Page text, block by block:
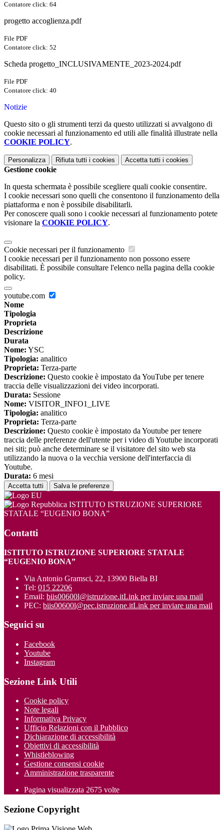
Contatore click: 64
progetto accoglienza.pdf
File PDF
Contatore click: 52
Scheda progetto_INCLUSIVAMENTE_2023-2024.pdf
File PDF
Contatore click: 40
Notizie
Questo sito o gli strumenti terzi da questo utilizzati si avvalgono di
cookie necessari al funzionamento ed utili alle finalità illustrate nella
COOKIE POLICY.
Personalizza Rifiuta tutti i cookies Accetta tutti i cookies
Gestione cookie
In questa schermata è possibile scegliere quali cookie consentire.
I cookie necessari sono quelli che consentono il funzionamento della
piattaforma e non è possibile disabilitarli.
Per conoscere quali sono i cookie necessari al funzionamento potete
visionare la COOKIE POLICY.
Cookie necessari per il funzionamento
I cookie necessari per il funzionamento non possono essere
disabilitati. È possibile consultare l'elenco nella pagina della cookie
policy.
youtube.com
Nome
Tipologia
Proprieta
Descrizione
Durata
Nome: YSC
Tipologia: analitico
Proprieta: Terza-parte
Descrizione: Questo cookie è impostato da YouTube per tenere
traccia delle visualizzazioni dei video incorporati.
Durata: Sessione
Nome: VISITOR_INFO1_LIVE
Tipologia: analitico
Proprieta: Terza-parte
Descrizione: Questo cookie è impostato da Youtube per tenere
traccia delle preferenze dell'utente per i video di Youtube incorporati
nei siti; può anche determinare se il visitatore del sito web sta
utilizzando la nuova o la vecchia versione dell'interfaccia di
Youtube.
Durata: 6 mesi
Accetta tutti Salva le preferenze
ISTITUTO ISTRUZIONE SUPERIORE
STATALE “EUGENIO BONA”
Contatti
ISTITUTO ISTRUZIONE SUPERIORE STATALE
“EUGENIO BONA”
Via Antonio Gramsci, 22, 13900 Biella BI
Tel: 015 22206
Email: biis00600l@istruzione.itLink per inviare una mail
PEC: biis00600l@pec.istruzione.itLink per inviare una mail
Seguici su
Facebook
Youtube
Instagram
Sezione Link Utili
Cookie policy
Note legali
Informativa Privacy
Ufficio Relazioni con il Pubblico
Dichiarazione di accessibilità
Obiettivi di accessibilità
Whistleblowing
Gestione consensi cookie
Amministrazione trasparente
Pagina visualizzata 2675 volte
Sezione Copyright